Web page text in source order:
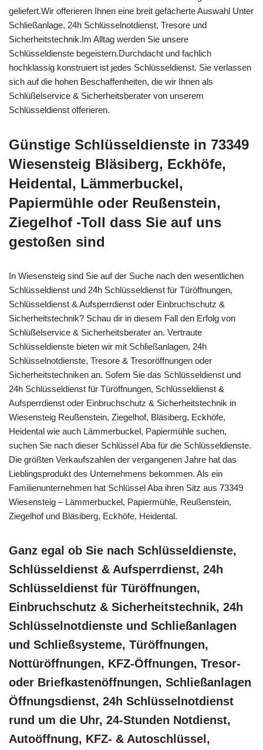
geliefert.Wir offerieren Ihnen eine breit gefächerte Auswahl Unter
Schließanlage, 24h Schlüsselnotdienst, Tresore und
Sicherheitstechnik.Im Alltag werden Sie unsere
Schlüsseldienste begeistern.Durchdacht und fachlich
hochklassig konstruiert ist jedes Schlüsseldienst. Sie verlassen
sich auf die hohen Beschaffenheiten, die wir Ihnen als
Schlüßelservice & Sicherheitsberater von unserem
Schlüsseldienst offerieren.
Günstige Schlüsseldienste in 73349
Wiesensteig Bläsiberg, Eckhöfe,
Heidental, Lämmerbuckel,
Papiermühle oder Reußenstein,
Ziegelhof -Toll dass Sie auf uns
gestoßen sind
In Wiesensteig sind Sie auf der Suche nach den wesentlichen
Schlüsseldienst und 24h Schlüsseldienst für Türöffnungen,
Schlüsseldienst & Aufsperrdienst oder Einbruchschutz &
Sicherheitstechnik? Schau dir in diesem Fall den Erfolg von
Schlüßelservice & Sicherheitsberater an. Vertraute
Schlüsseldienste bieten wir mit Schließanlagen, 24h
Schlüsselnotdienste, Tresore & Tresoröffnungen oder
Sicherheitstechniken an. Sofern Sie das Schlüsseldienst und
24h Schlüsseldienst für Türöffnungen, Schlüsseldienst &
Aufsperrdienst oder Einbruchschutz & Sicherheitstechnik in
Wiesensteig Reußenstein, Ziegelhof, Bläsiberg, Eckhöfe,
Heidental wie auch Lämmerbuckel, Papiermühle suchen,
suchen Sie nach dieser Schlüssel Aba für die Schlüsseldienste.
Die größten Verkaufszahlen der vergangenen Jahre hat das
Lieblingsprodukt des Unternehmens bekommen. Als ein
Familienunternehmen hat Schlüssel Aba ihren Sitz aus 73349
Wiesensteig – Lämmerbuckel, Papiermühle, Reußenstein,
Ziegelhof und Bläsiberg, Eckhöfe, Heidental.
Ganz egal ob Sie nach Schlüsseldienste,
Schlüsseldienst & Aufsperrdienst, 24h
Schlüsseldienst für Türöffnungen,
Einbruchschutz & Sicherheitstechnik, 24h
Schlüsselnotdienste und Schließanlagen
und Schließsysteme, Türöffnungen,
Nottüröffnungen, KFZ-Öffnungen, Tresor-
oder Briefkastenöffnungen, Schließanlagen
Öffnungsdienst, 24h Schlüsselnotdienst
rund um die Uhr, 24-Stunden Notdienst,
Autoöffnung, KFZ- & Autoschlüssel,